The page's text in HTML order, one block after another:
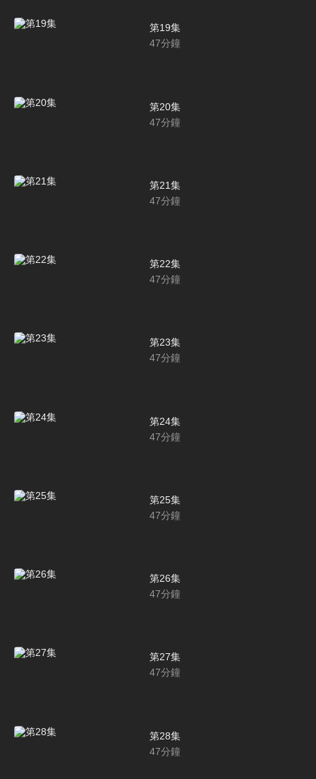
第19集
47分鐘
第20集
47分鐘
第21集
47分鐘
第22集
47分鐘
第23集
47分鐘
第24集
47分鐘
第25集
47分鐘
第26集
47分鐘
第27集
47分鐘
第28集
47分鐘